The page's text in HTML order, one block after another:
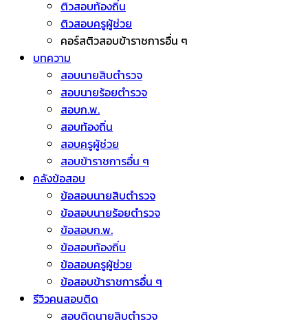
ติวสอบท้องถิ่น
ติวสอบครูผู้ช่วย
คอร์สติวสอบข้าราชการอื่น ๆ
บทความ
สอบนายสิบตำรวจ
สอบนายร้อยตำรวจ
สอบก.พ.
สอบท้องถิ่น
สอบครูผู้ช่วย
สอบข้าราชการอื่น ๆ
คลังข้อสอบ
ข้อสอบนายสิบตำรวจ
ข้อสอบนายร้อยตำรวจ
ข้อสอบก.พ.
ข้อสอบท้องถิ่น
ข้อสอบครูผู้ช่วย
ข้อสอบข้าราชการอื่น ๆ
รีวิวคนสอบติด
สอบติดนายสิบตำรวจ